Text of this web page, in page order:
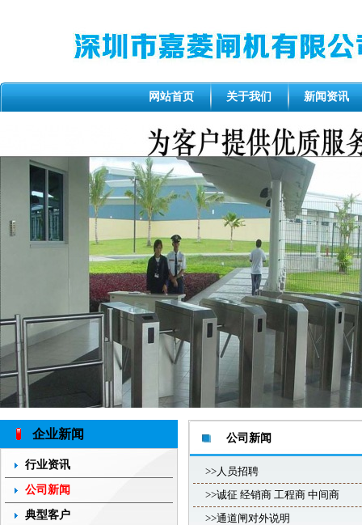
网站首页 关于我们 新闻资讯
企业新闻
行业资讯
公司新闻
典型客户
公司新闻
>>人员招聘
>>诚征 经销商 工程商 中间商
>>通道闸对外说明